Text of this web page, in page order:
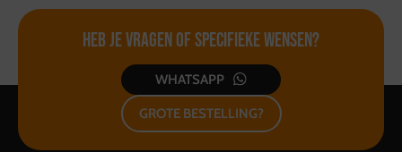
heeft meegekregen!
Heb je vragen ofspecifieke wensen?
WHATSAPP
GROTE BESTELLING?